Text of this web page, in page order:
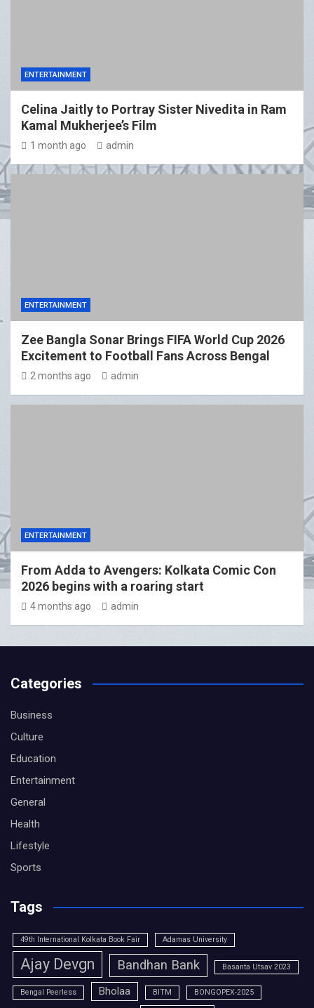
ENTERTAINMENT
Celina Jaitly to Portray Sister Nivedita in Ram
Kamal Mukherjee’s Film
1 month ago admin
ENTERTAINMENT
Zee Bangla Sonar Brings FIFA World Cup 2026
Excitement to Football Fans Across Bengal
2 months ago admin
ENTERTAINMENT
From Adda to Avengers: Kolkata Comic Con
2026 begins with a roaring start
4 months ago admin
Categories
Business
Culture
Education
Entertainment
General
Health
Lifestyle
Sports
Tags
49th International Kolkata Book Fair Adamas University
Ajay Devgn Bandhan Bank Basanta Utsav 2023
Bengal Peerless Bholaa BITM BONGOPEX-2025